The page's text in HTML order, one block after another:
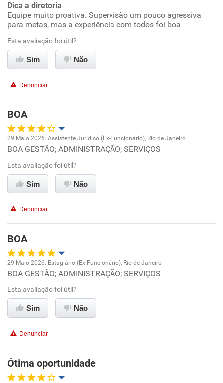
Recomenda esta empresa
Recomenda a diretoria
Dica a diretoria
Equipe muito proativa. Supervisão um pouco agressiva
para metas, mas a experiência com todos foi boa
Esta avaliação foi útil?
Sim Não
Denunciar
BOA
Oportunidade de promoção
Ambiente de trabalho
Benefícios
Recomenda esta empresa
Recomenda a diretoria
29 Maio 2026. Assistente Jurídico (Ex-Funcionário), Rio de Janeiro
BOA GESTÃO; ADMINISTRAÇÃO; SERVIÇOS
Esta avaliação foi útil?
Sim Não
Denunciar
BOA
Oportunidade de promoção
Ambiente de trabalho
Benefícios
Recomenda esta empresa
29 Maio 2026. Estagiário (Ex-Funcionário), Rio de Janeiro
BOA GESTÃO; ADMINISTRAÇÃO; SERVIÇOS
Esta avaliação foi útil?
Sim Não
Denunciar
Ótima oportunidade